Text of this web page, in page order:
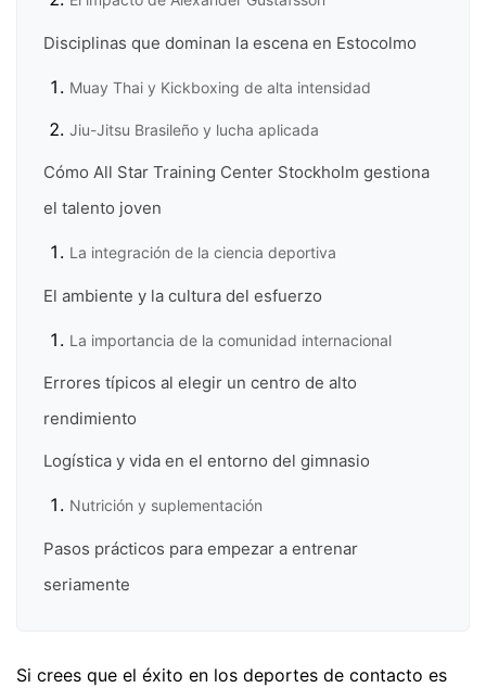
Disciplinas que dominan la escena en Estocolmo
Muay Thai y Kickboxing de alta intensidad
Jiu-Jitsu Brasileño y lucha aplicada
Cómo All Star Training Center Stockholm gestiona
el talento joven
La integración de la ciencia deportiva
El ambiente y la cultura del esfuerzo
La importancia de la comunidad internacional
Errores típicos al elegir un centro de alto
rendimiento
Logística y vida en el entorno del gimnasio
Nutrición y suplementación
Pasos prácticos para empezar a entrenar
seriamente
Si crees que el éxito en los deportes de contacto es